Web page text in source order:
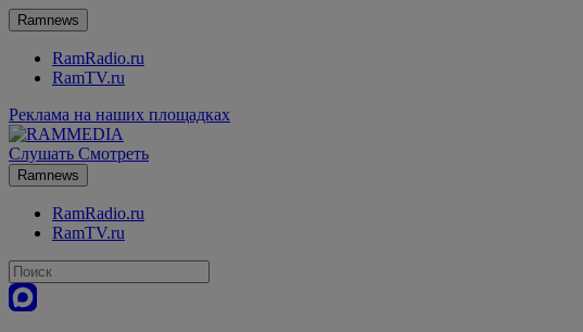
Ramnews
RamRadio.ru
RamTV.ru
Реклама на наших площадках
Слушать Смотреть
Ramnews
RamRadio.ru
RamTV.ru